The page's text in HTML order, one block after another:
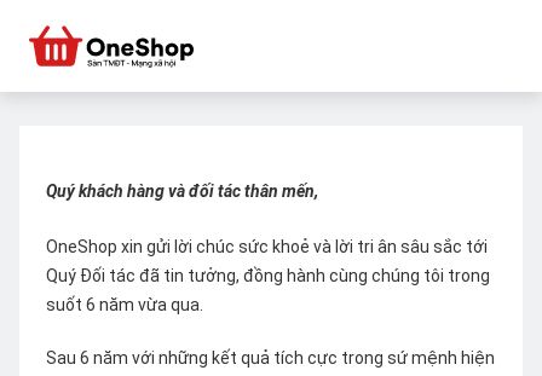
Quý khách hàng và đối tác thân mến,
OneShop xin gửi lời chúc sức khoẻ và lời tri ân sâu sắc tới
Quý Đối tác đã tin tưởng, đồng hành cùng chúng tôi trong
suốt 6 năm vừa qua.
Sau 6 năm với những kết quả tích cực trong sứ mệnh hiện